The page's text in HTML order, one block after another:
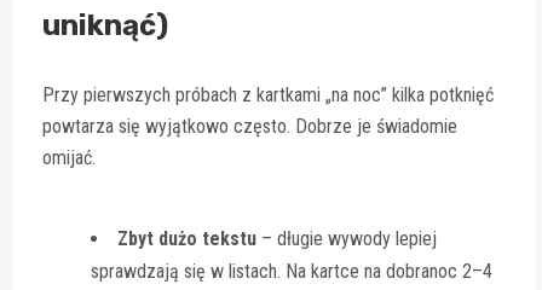
uniknąć)
Przy pierwszych próbach z kartkami „na noc” kilka potknięć
powtarza się wyjątkowo często. Dobrze je świadomie
omijać.
Zbyt dużo tekstu – długie wywody lepiej
sprawdzają się w listach. Na kartce na dobranoc 2–4